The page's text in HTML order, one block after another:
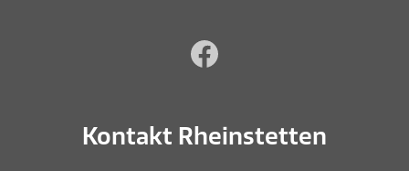
https://
Kontakt Rheinstetten